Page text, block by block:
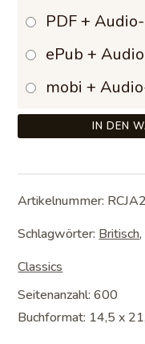
PDF +
ePub +
mobi +
IN DEN
Artikelnummer: RCJA2
Schlagwörter: Britisch,
Classics
Seitenanzahl: 600
Buchformat: 14,5 x